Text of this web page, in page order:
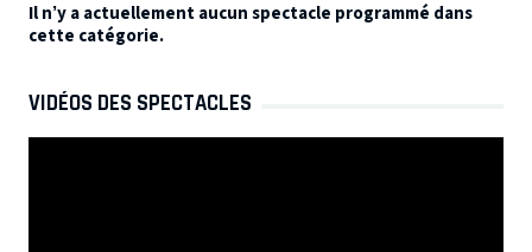
Il n’y a actuellement aucun spectacle programmé dans
cette catégorie.
VIDÉOS DES SPECTACLES